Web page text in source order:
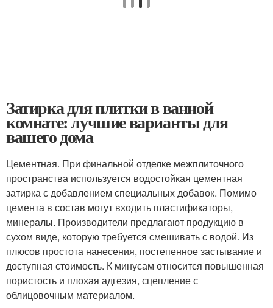
Затирка для плитки в ванной
комнате: лучшие варианты для
вашего дома
Цементная. При финальной отделке межплиточного
пространства используется водостойкая цементная
затирка с добавлением специальных добавок. Помимо
цемента в состав могут входить пластификаторы,
минералы. Производители предлагают продукцию в
сухом виде, которую требуется смешивать с водой. Из
плюсов простота нанесения, постепенное застывание и
доступная стоимость. К минусам относится повышенная
пористость и плохая адгезия, сцепление с
облицовочным материалом.